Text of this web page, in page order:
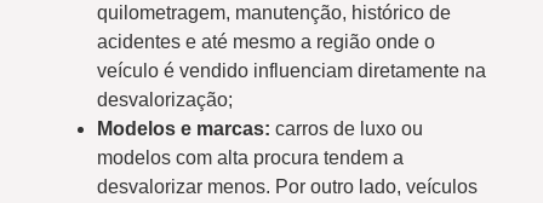
quilometragem, manutenção, histórico de
acidentes e até mesmo a região onde o
veículo é vendido influenciam diretamente na
desvalorização;
Modelos e marcas: carros de luxo ou
modelos com alta procura tendem a
desvalorizar menos. Por outro lado, veículos